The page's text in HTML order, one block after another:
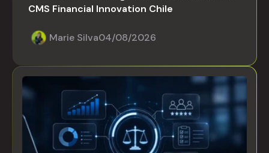
CMS Financial Innovation Chile
Marie Silva04/08/2026